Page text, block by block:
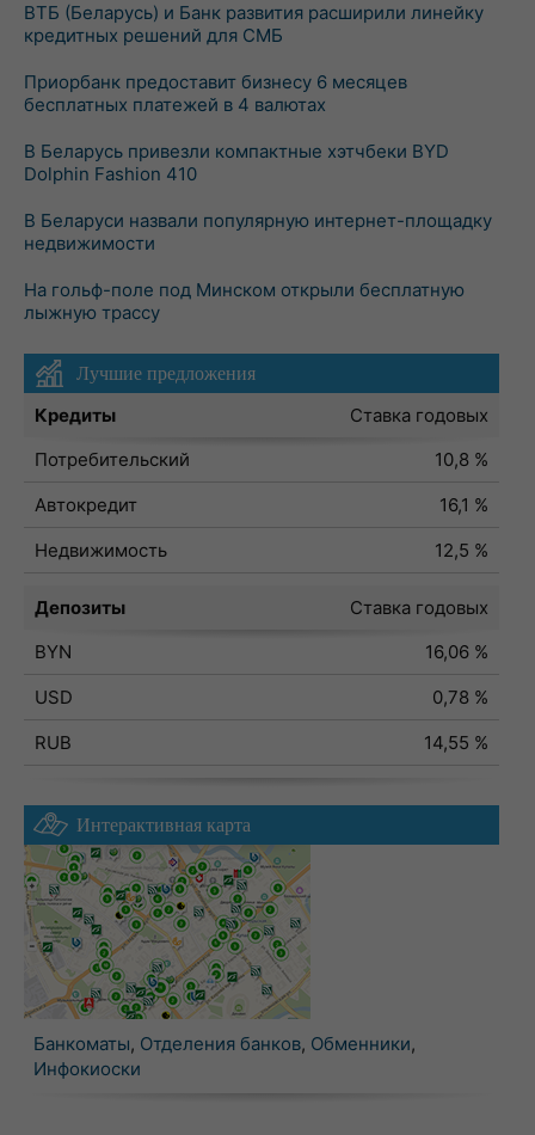
ВТБ (Беларусь) и Банк развития расширили линейку
кредитных решений для СМБ
Приорбанк предоставит бизнесу 6 месяцев
бесплатных платежей в 4 валютах
В Беларусь привезли компактные хэтчбеки BYD
Dolphin Fashion 410
В Беларуси назвали популярную интернет-площадку
недвижимости
На гольф-поле под Минском открыли бесплатную
лыжную трассу
Лучшие предложения
Кредиты
Ставка годовых
Потребительский
10,8 %
Автокредит
16,1 %
Недвижимость
12,5 %
Депозиты
Ставка годовых
BYN
16,06 %
USD
0,78 %
RUB
14,55 %
Интерактивная карта
Банкоматы, Отделения банков, Обменники,
Инфокиоски